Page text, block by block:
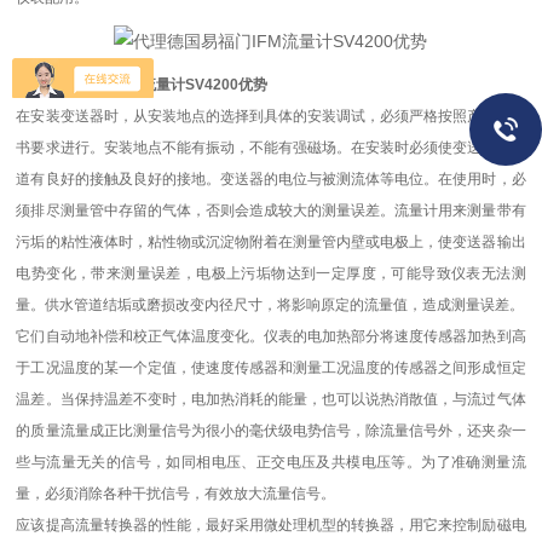
代理德国易福门IFM流量计SV4200优势
在安装变送器时，从安装地点的选择到具体的安装调试，必须严格按照产品说明
书要求进行。安装地点不能有振动，不能有强磁场。在安装时必须使变送器和管
道有良好的接触及良好的接地。变送器的电位与被测流体等电位。在使用时，必
须排尽测量管中存留的气体，否则会造成较大的测量误差。流量计用来测量带有
污垢的粘性液体时，粘性物或沉淀物附着在测量管内壁或电极上，使变送器输出
电势变化，带来测量误差，电极上污垢物达到一定厚度，可能导致仪表无法测
量。供水管道结垢或磨损改变内径尺寸，将影响原定的流量值，造成测量误差。
它们自动地补偿和校正气体温度变化。仪表的电加热部分将速度传感器加热到高
于工况温度的某一个定值，使速度传感器和测量工况温度的传感器之间形成恒定
温差。当保持温差不变时，电加热消耗的能量，也可以说热消散值，与流过气体
的质量流量成正比测量信号为很小的毫伏级电势信号，除流量信号外，还夹杂一
些与流量无关的信号，如同相电压、正交电压及共模电压等。为了准确测量流
量，必须消除各种干扰信号，有效放大流量信号。
应该提高流量转换器的性能，最好采用微处理机型的转换器，用它来控制励磁电